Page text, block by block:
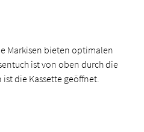
Markisen bieten optimalen
ist von oben durch die
ist die Kassette geöffnet.